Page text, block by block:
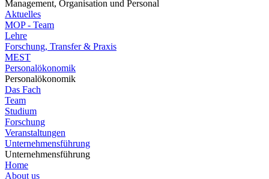
Management, Organisation und Personal
Aktuelles
MOP - Team
Lehre
Forschung, Transfer & Praxis
MEST
Personalökonomik
Personalökonomik
Das Fach
Team
Studium
Forschung
Veranstaltungen
Unternehmensführung
Unternehmensführung
Home
About us